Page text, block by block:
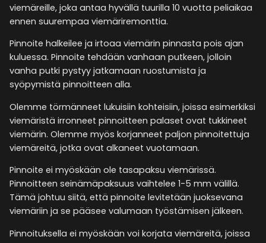
viemäreille, joka antaa hyvällä tuurilla 10 vuotta peliaikaa
ennen suurempaa viemäriremonttia.
Pinnoite halkeilee ja irtoaa viemärin pinnasta pois ajan
kuluessa. Pinnoite tehdään vanhaan putkeen, jolloin
vanha putki pystyy jatkamaan ruostumista ja
syöpymistä pinnoitteen alla.
Olemme törmänneet lukuisiin kohteisiin, joissa esimerkiksi
viemäristä irronneet pinnoitteen palaset ovat tukkineet
viemärin. Olemme myös korjanneet paljon pinnoitettuja
viemäreitä, jotka ovat alkaneet vuotamaan.
Pinnoite ei myöskään ole tasapaksu viemärissä.
Pinnoitteen seinämäpaksuus vaihtelee 1-5 mm välillä.
Tämä johtuu siitä, että pinnoite levitetään juoksevana
viemäriin ja se pääsee valumaan työstämisen jälkeen.
Pinnoituksella ei myöskään voi korjata viemäreitä, joissa